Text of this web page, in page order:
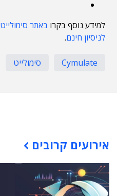
למידע נוסף בקרו באתר סימולייט
לניסיון חינם.
Cymulate סימולייט
אירועים קרובים